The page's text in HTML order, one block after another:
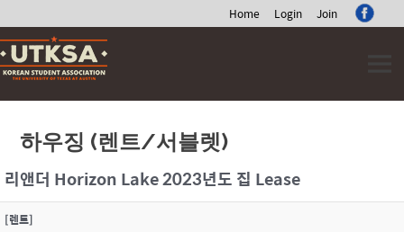
Home Login Join
Skip
to
content
하우징 (렌트/서블렛)
리앤더 Horizon Lake 2023년도 집 Lease
[렌트]